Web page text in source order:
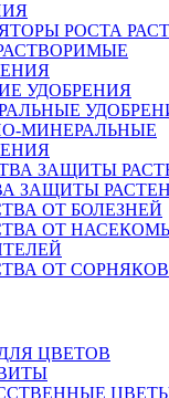
РОСТА
УДОБРЕНИЯ
МИНЕРАЛЬНЫЕ
ЗАЩИТЫ
ОТ БОЛЕЗНЕЙ
ОТ
ОТ СОРНЯКОВ
ЦВЕТОВ